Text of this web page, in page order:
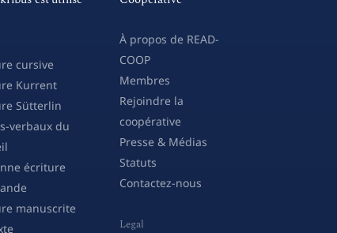
cursive
Kurrent
Sütterlin
verbaux du
écriture
manuscrite
À propos de READ-
COOP
Membres
Rejoindre la
coopérative
Presse & Médias
Statuts
Contactez-nous
Legal